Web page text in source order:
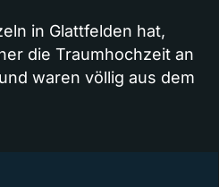
in Glattfelden hat,
die Traumhochzeit an
waren völlig aus dem